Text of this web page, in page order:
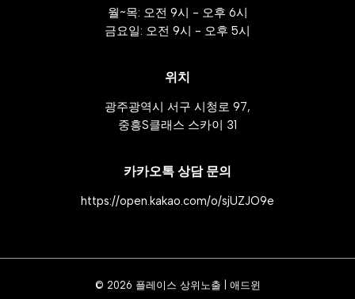
월~목: 오전 9시 - 오후 6시
금요일: 오전 9시 - 오후 5시
위치
광주광역시 서구 시청로 97,
중흥S클래스 스카이 31
카카오톡 상담 문의
https://open.kakao.com/o/sjUZJO9e
© 2026 플레이스 상위노출 | 애드윈